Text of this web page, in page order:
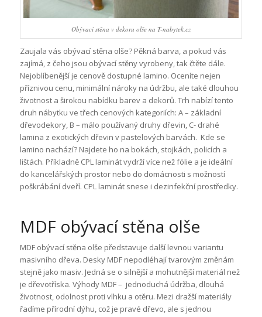
Obývací stěna v dekoru olše na T-nabytek.cz
Zaujala vás obývací stěna olše? Pěkná barva, a pokud vás
zajímá, z čeho jsou obývací stěny vyrobeny, tak čtěte dále.
Nejoblíbenější je cenově dostupné lamino. Oceníte nejen
příznivou cenu, minimální nároky na údržbu, ale také dlouhou
životnost a širokou nabídku barev a dekorů. Trh nabízí tento
druh nábytku ve třech cenových kategoriích: A – základní
dřevodekory, B – málo používaný druhy dřevin, C- drahé
lamina z exotických dřevin v pastelových barvách. Kde se
lamino nachází? Najdete ho na bokách, stojkách, policích a
lištách. Příkladně CPL laminát vydrží více než fólie a je ideální
do kancelářských prostor nebo do domácnosti s možností
poškrábání dveří. CPL laminát snese i dezinfekční prostředky.
MDF obývací stěna olše
MDF obývací stěna olše představuje další levnou variantu
masivního dřeva. Desky MDF nepodléhají tvarovým změnám
stejně jako masiv. Jedná se o silnější a mohutnější materiál než
je dřevotříska. Výhody MDF – jednoduchá údržba, dlouhá
životnost, odolnost proti vlhku a otěru. Mezi dražší materiály
řadíme přírodní dýhu, což je pravé dřevo, ale s jednou